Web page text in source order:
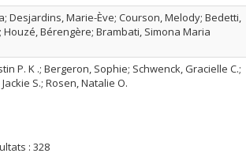
Desjardins, Marie-Ève; Courson, Melody; Bedetti,
Houzé, Bérengère; Brambati, Simona Maria
P. K .; Bergeron, Sophie; Schwenck, Gracielle C.;
S.; Rosen, Natalie O.
: 328